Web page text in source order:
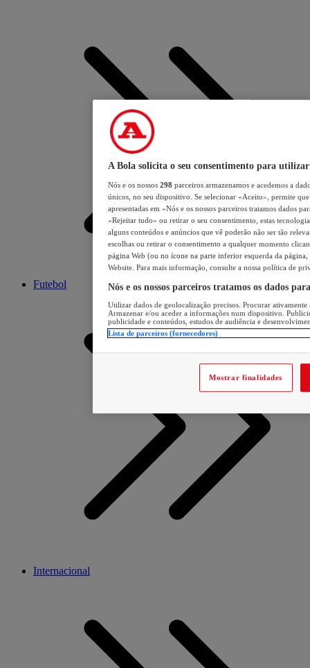
Futebol
Internacional
A Bola solicita o seu consentimento para utilizar
Nós e os nossos 298 parceiros armazenamos e acedemos a
únicos, no seu dispositivo. Se selecionar «Aceito», permite
apresentadas em «Nós e os nossos parceiros tratamos dados
«Rejeitar tudo» ou retirar o seu consentimento, estas
alguns conteúdos e anúncios que vê poderão não ser tão
escolhas ou retirar o consentimento a qualquer momento
página Web (ou no ícone na parte inferior esquerda da página,
Website. Para mais informação, consulte a nossa política de
Nós e os nossos parceiros tratamos os dados
Utilizar dados de geolocalização precisos. Procurar
Armazenar e/ou aceder a informações num dispositivo.
publicidade e conteúdos, estudos de audiência e
Lista de parceiros (fornecedores)
Mostrar finalidades